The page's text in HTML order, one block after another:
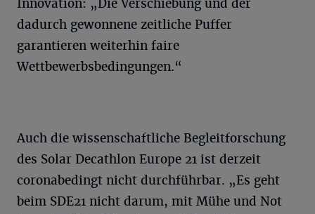
Innovation: „Die Verschiebung und der
dadurch gewonnene zeitliche Puffer
garantieren weiterhin faire
Wettbewerbsbedingungen.“
Auch die wissenschaftliche Begleitforschung
des Solar Decathlon Europe 21 ist derzeit
coronabedingt nicht durchführbar. „Es geht
beim SDE21 nicht darum, mit Mühe und Not